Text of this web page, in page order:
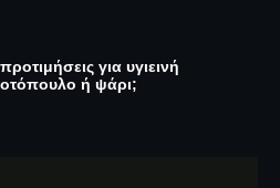
για υγιεινή
ή ψάρι;